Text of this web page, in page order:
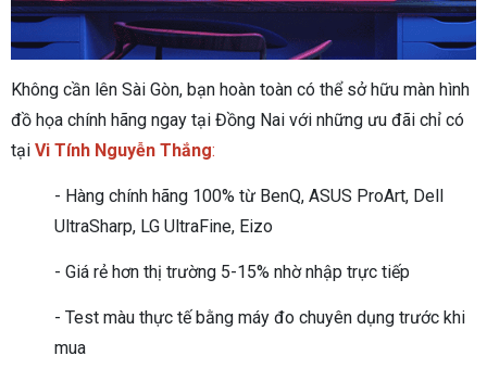
Không cần lên Sài Gòn, bạn hoàn toàn có thể sở hữu màn hình
đồ họa chính hãng ngay tại Đồng Nai với những ưu đãi chỉ có
tại Vi Tính Nguyễn Thắng:
- Hàng chính hãng 100% từ BenQ, ASUS ProArt, Dell
UltraSharp, LG UltraFine, Eizo
- Giá rẻ hơn thị trường 5-15% nhờ nhập trực tiếp
- Test màu thực tế bằng máy đo chuyên dụng trước khi
mua